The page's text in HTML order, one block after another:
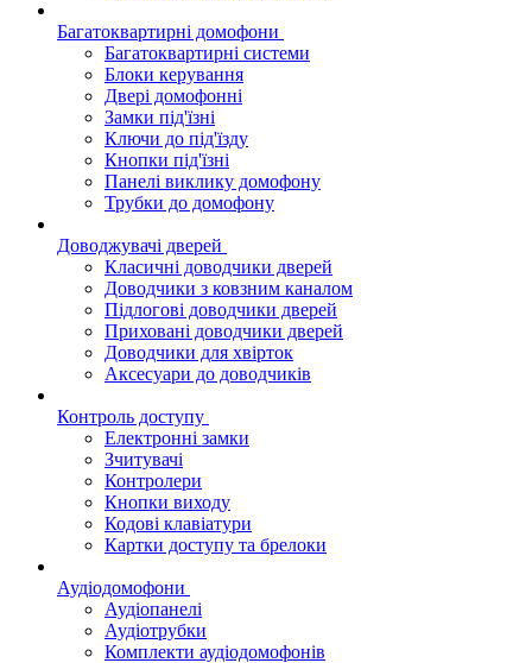
Багатоквартирні домофони
Багатоквартирні системи
Блоки керування
Двері домофонні
Замки під'їзні
Ключи до під'їзду
Кнопки під'їзні
Панелі виклику домофону
Трубки до домофону
Доводжувачі дверей
Класичні доводчики дверей
Доводчики з ковзним каналом
Підлогові доводчики дверей
Приховані доводчики дверей
Доводчики для хвірток
Аксесуари до доводчиків
Контроль доступу
Електронні замки
Зчитувачі
Контролери
Кнопки виходу
Кодові клавіатури
Картки доступу та брелоки
Аудіодомофони
Аудіопанелі
Аудіотрубки
Комплекти аудіодомофонів